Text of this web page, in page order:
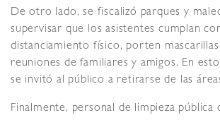
De otro lado, se fiscalizó parques y
supervisar que los asistentes cumplan
distanciamiento físico, porten
reuniones de familiares y amigos. En
se invitó al público a retirarse de las
Finalmente, personal de limpieza pública